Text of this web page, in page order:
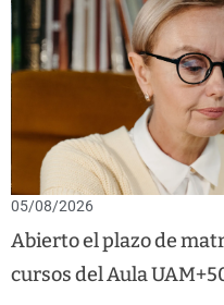
05/08/2026
Abierto el plazo de
cursos del Aula